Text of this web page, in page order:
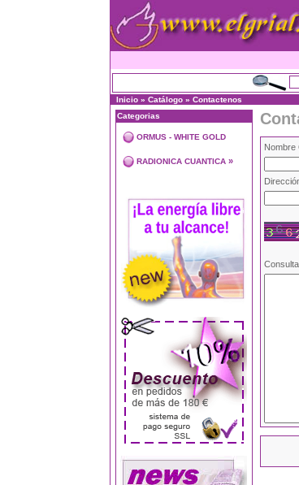
Inicio» Catálogo» Contactenos
Categorias
ORMUS - WHITE GOLD
RADIONICA CUANTICA»
Nombre